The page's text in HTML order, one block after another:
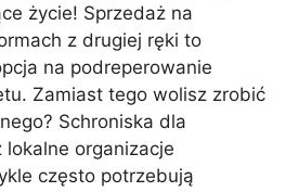
życie! Sprzedaż na
z drugiej ręki to
na podreperowanie
Zamiast tego wolisz zrobić
Schroniska dla
organizacje
często potrzebują